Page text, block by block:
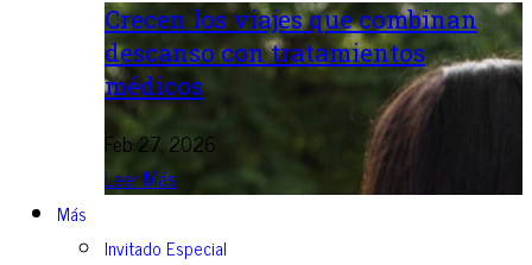
Crecen los viajes que combinan
descanso con tratamientos
médicos
Feb 27, 2026
Leer Más
Más
Invitado Especial